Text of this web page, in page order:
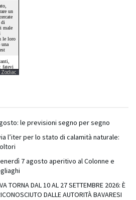
Zodiac
le previsioni segno per segno
l’iter per lo stato di calamità naturale:
7 agosto aperitivo al Colonne e
TORNA DAL 10 AL 27 SETTEMBRE 2026: È
DALLE AUTORITÀ BAVARESI